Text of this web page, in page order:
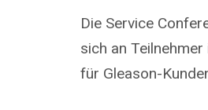
Die Service
sich an
für Gleason-